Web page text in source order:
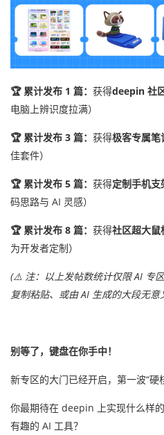
🏆累计发布 1 篇： 获得deepin 社
电脑上辨识度拉满）
🏆累计发布 3 篇： 获得极客专属笔
佳套件）
🏆累计发布 5 篇： 获得定制手机支
码思路与 AI 灵感）
🏆累计发布 8 篇： 获得社区超大鼠
为开发者定制）
(⚠️ 注：以上发帖数统计仅限 AI 专
复制粘贴、或由 AI 生成的大段无
别等了，键盘在你手中！
新专区的大门已经开启，第一波“硬
你最期待在 deepin 上实现什么样
有趣的 AI 工具？